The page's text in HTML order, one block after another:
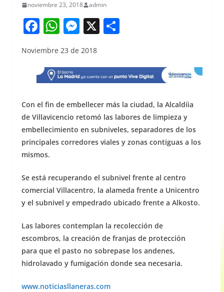
noviembre 23, 2018 admin
F
a
c
e
b
o
o
k
W
at
s
A
p
p
M
ss
e
n
g
er
X S
e
Noviembre 23 de 2018
Con el fin de embellecer más la ciudad, la Alcaldíia
de Villavicencio retomó las labores de limpieza y
embellecimiento en subniveles, separadores de los
principales corredores viales y zonas contiguas a los
mismos.
Se está recuperando el subnivel frente al centro
comercial Villacentro, la alameda frente a Unicentro
y el subnivel y empedrado ubicado frente a Alkosto.
Las labores contemplan la recolección de
escombros, la creación de franjas de protección
para que el pasto no sobrepase los andenes,
hidrolavado y fumigación donde sea necesaria.
www.noticiasllaneras.com